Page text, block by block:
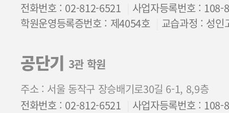
전화번호 : 02-812-6521
사업자등록번호 : 108-
학원운영등록증번호 : 제4054호
교습과정 : 성인
공단기 3관 학원
주소 : 서울 동작구 장승배기로30길 6-1, 8,9층
전화번호 : 02-812-6521
사업자등록번호 : 108-